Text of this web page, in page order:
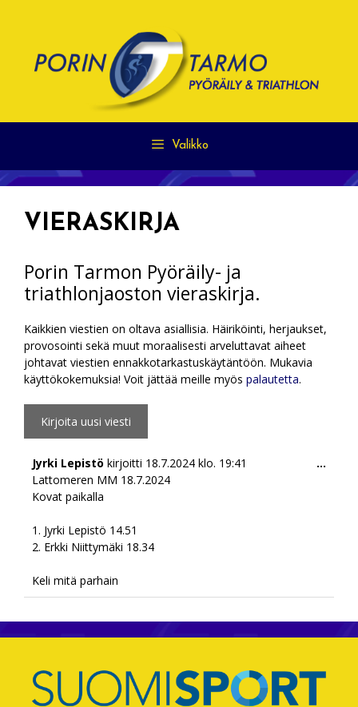
Valikko
VIERASKIRJA
Porin Tarmon Pyöräily- ja
triathlonjaoston vieraskirja.
Kaikkien viestien on oltava asiallisia. Häiriköinti, herjaukset,
provosointi sekä muut moraalisesti arveluttavat aiheet
johtavat viestien ennakkotarkastuskäytäntöön. Mukavia
käyttökokemuksia! Voit jättää meille myös palautetta.
Jyrki Lepistö kirjoitti 18.7.2024 klo. 19:41
Lattomeren MM 18.7.2024
Kovat paikalla
1. Jyrki Lepistö 14.51
2. ⁠Erkki Niittymäki 18.34
Keli mitä parhain
...